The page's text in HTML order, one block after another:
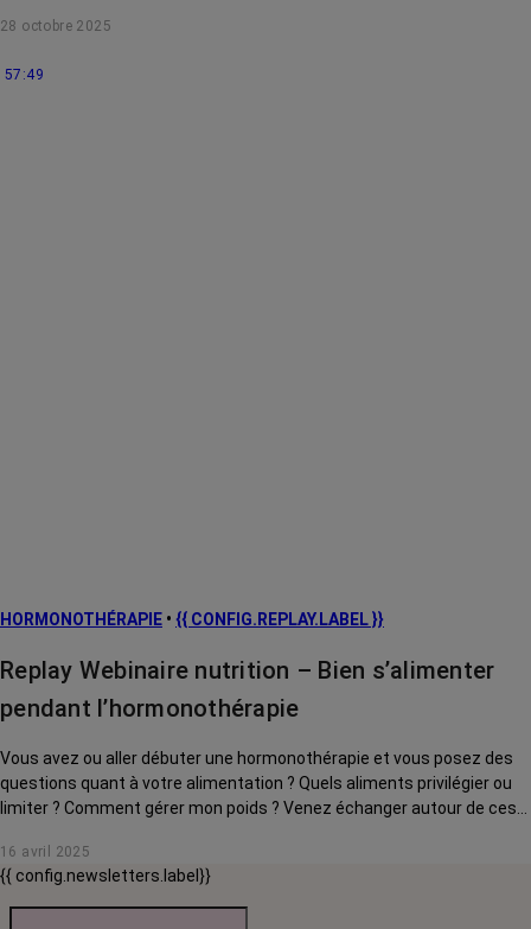
28 octobre 2025
57:49
HORMONOTHÉRAPIE • {{ CONFIG.REPLAY.LABEL }}
Replay Webinaire nutrition – Bien s’alimenter
pendant l’hormonothérapie
Vous avez ou aller débuter une hormonothérapie et vous posez des
questions quant à votre alimentation ? Quels aliments privilégier ou
limiter ? Comment gérer mon poids ? Venez échanger autour de ces
partagera ses conseils, astuces et recettes.
16 avril 2025
{{ config.newsletters.label}}